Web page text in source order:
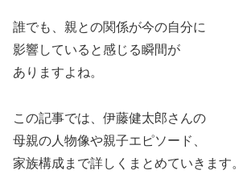
誰でも、親との関係が今の自分に
影響していると感じる瞬間が
ありますよね。
この記事では、伊藤健太郎さんの
母親の人物像や親子エピソード、
家族構成まで詳しくまとめていきます。